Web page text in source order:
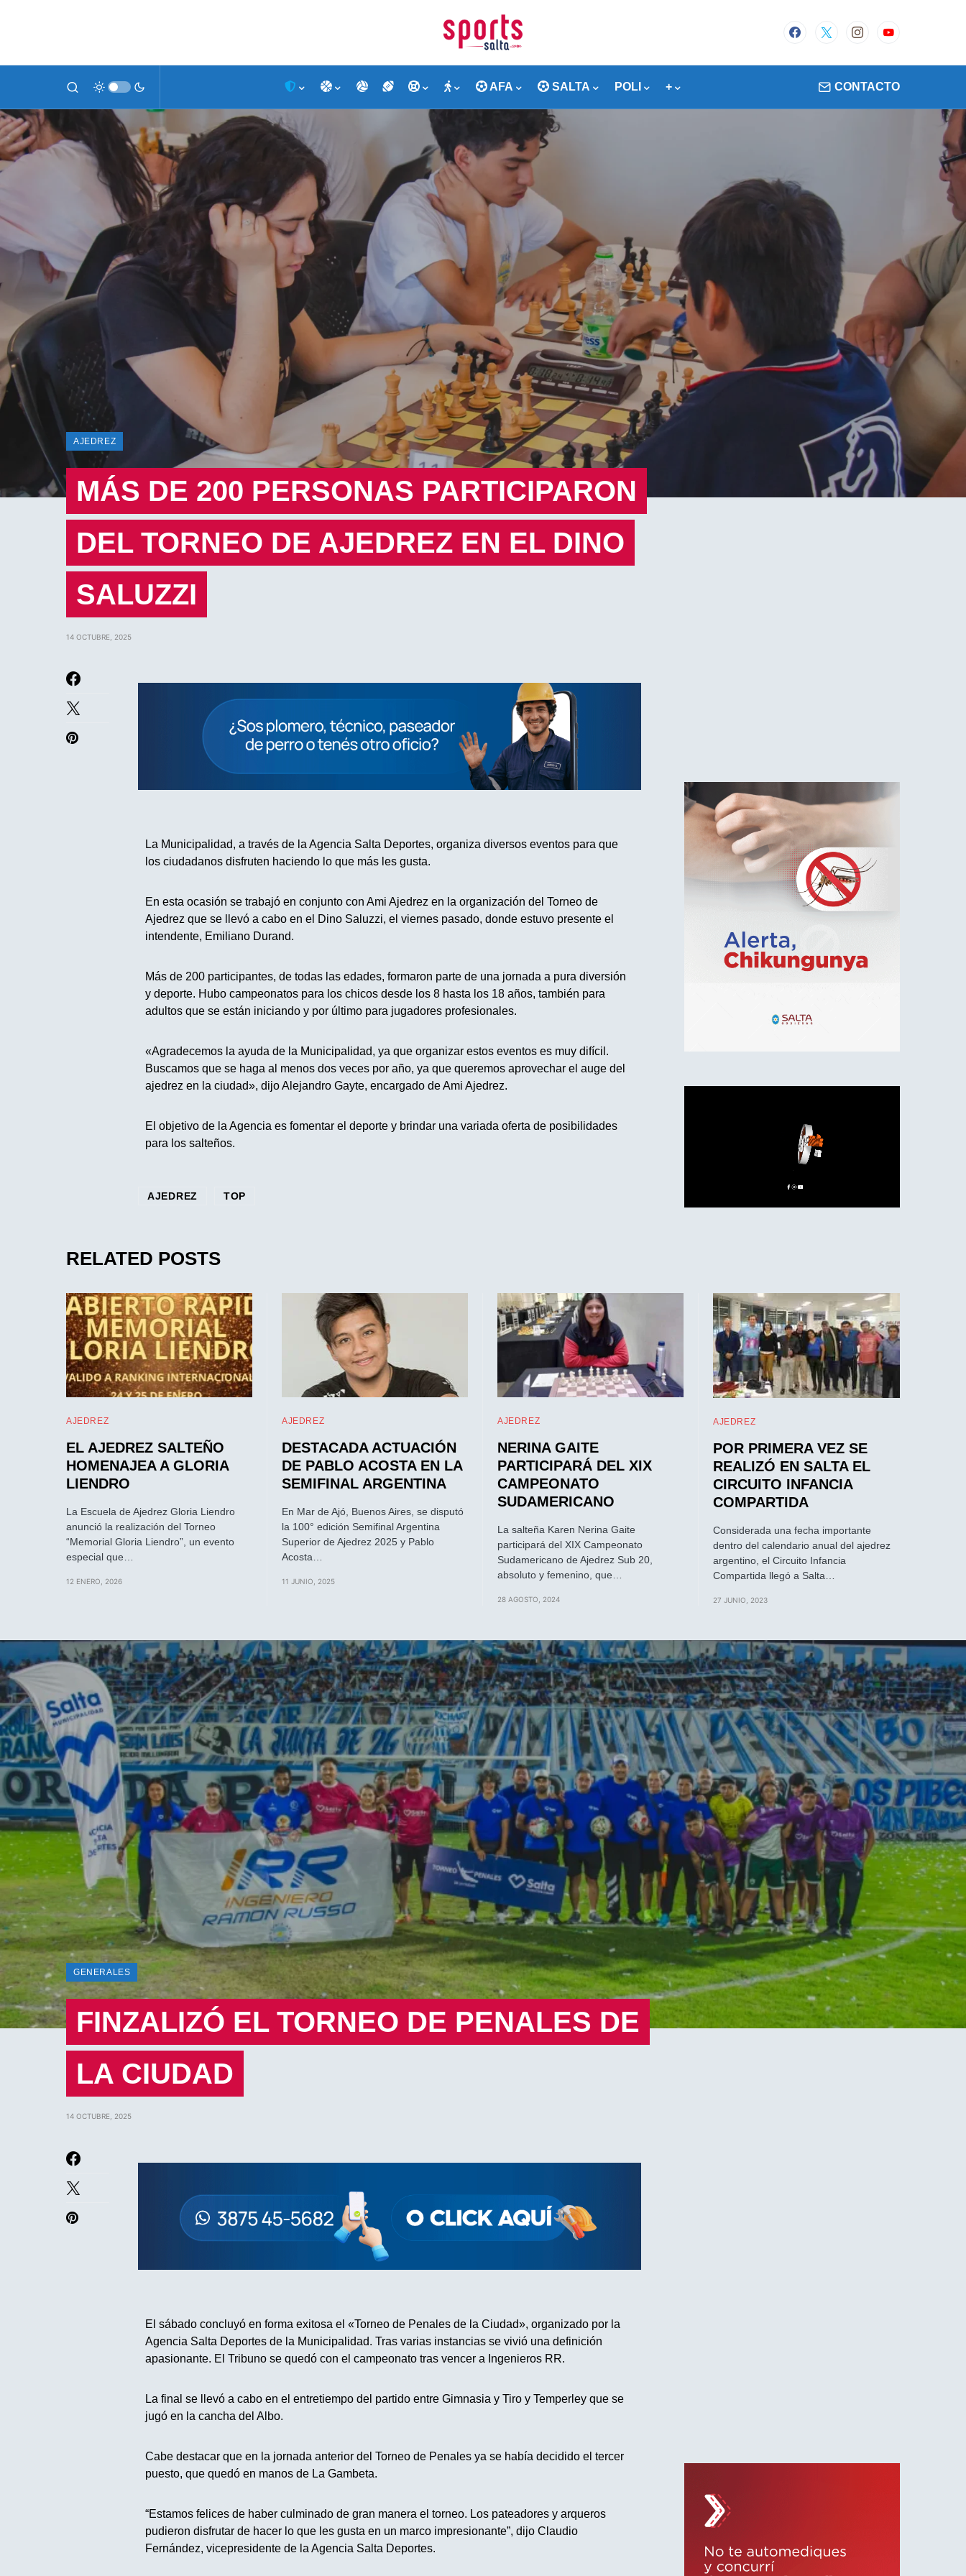
AFA SALTA POLI + CONTACTO
AJEDREZ
MÁS DE 200 PERSONAS PARTICIPARON
DEL TORNEO DE AJEDREZ EN EL DINO
SALUZZI
14 OCTUBRE, 2025
La Municipalidad, a través de la Agencia Salta Deportes, organiza diversos eventos para que
los ciudadanos disfruten haciendo lo que más les gusta.
En esta ocasión se trabajó en conjunto con Ami Ajedrez en la organización del Torneo de
Ajedrez que se llevó a cabo en el Dino Saluzzi, el viernes pasado, donde estuvo presente el
intendente, Emiliano Durand.
Más de 200 participantes, de todas las edades, formaron parte de una jornada a pura diversión
y deporte. Hubo campeonatos para los chicos desde los 8 hasta los 18 años, también para
adultos que se están iniciando y por último para jugadores profesionales.
«Agradecemos la ayuda de la Municipalidad, ya que organizar estos eventos es muy difícil.
Buscamos que se haga al menos dos veces por año, ya que queremos aprovechar el auge del
ajedrez en la ciudad», dijo Alejandro Gayte, encargado de Ami Ajedrez.
El objetivo de la Agencia es fomentar el deporte y brindar una variada oferta de posibilidades
para los salteños.
AJEDREZ TOP
RELATED POSTS
AJEDREZ
EL AJEDREZ SALTEÑO
HOMENAJEA A GLORIA
LIENDRO
La Escuela de Ajedrez Gloria Liendro
anunció la realización del Torneo
“Memorial Gloria Liendro”, un evento
especial que…
12 ENERO, 2026
AJEDREZ
DESTACADA ACTUACIÓN
DE PABLO ACOSTA EN LA
SEMIFINAL ARGENTINA
En Mar de Ajó, Buenos Aires, se disputó
la 100° edición Semifinal Argentina
Superior de Ajedrez 2025 y Pablo
Acosta…
11 JUNIO, 2025
AJEDREZ
NERINA GAITE
PARTICIPARÁ DEL XIX
CAMPEONATO
SUDAMERICANO
La salteña Karen Nerina Gaite
participará del XIX Campeonato
Sudamericano de Ajedrez Sub 20,
absoluto y femenino, que…
28 AGOSTO, 2024
AJEDREZ
POR PRIMERA VEZ SE
REALIZÓ EN SALTA EL
CIRCUITO INFANCIA
COMPARTIDA
Considerada una fecha importante
dentro del calendario anual del ajedrez
argentino, el Circuito Infancia
Compartida llegó a Salta…
27 JUNIO, 2023
GENERALES
FINZALIZÓ EL TORNEO DE PENALES DE
LA CIUDAD
14 OCTUBRE, 2025
El sábado concluyó en forma exitosa el «Torneo de Penales de la Ciudad», organizado por la
Agencia Salta Deportes de la Municipalidad. Tras varias instancias se vivió una definición
apasionante. El Tribuno se quedó con el campeonato tras vencer a Ingenieros RR.
La final se llevó a cabo en el entretiempo del partido entre Gimnasia y Tiro y Temperley que se
jugó en la cancha del Albo.
Cabe destacar que en la jornada anterior del Torneo de Penales ya se había decidido el tercer
puesto, que quedó en manos de La Gambeta.
“Estamos felices de haber culminado de gran manera el torneo. Los pateadores y arqueros
pudieron disfrutar de hacer lo que les gusta en un marco impresionante”, dijo Claudio
Fernández, vicepresidente de la Agencia Salta Deportes.